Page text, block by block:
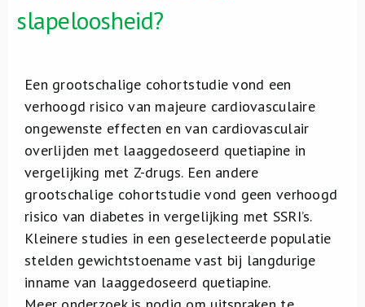
slapeloosheid?
Een grootschalige cohortstudie vond een
verhoogd risico van majeure cardiovasculaire
ongewenste effecten en van cardiovasculair
overlijden met laaggedoseerd quetiapine in
vergelijking met Z-drugs. Een andere
grootschalige cohortstudie vond geen verhoogd
risico van diabetes in vergelijking met SSRI’s.
Kleinere studies in een geselecteerde populatie
stelden gewichtstoename vast bij langdurige
inname van laaggedoseerd quetiapine.